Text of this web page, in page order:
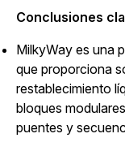
Conclusiones
MilkyWay es una
que proporciona
restablecimiento
bloques
puentes y